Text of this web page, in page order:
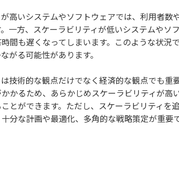
高いシステムやソフトウェアでは、利用者数
一方、スケーラビリティが低いシステムやソ
間も遅くなってしまいます。このような状況
がる可能性があります。
技術的な観点だけでなく経済的な観点でも重
かるため、あらかじめスケーラビリティが高
とができます。ただし、スケーラビリティを
分な計画や最適化、多角的な戦略策定が重要で